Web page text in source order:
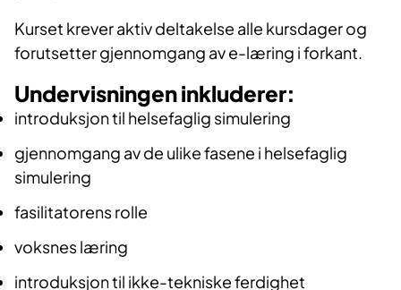
Kurset krever aktiv deltakelse alle kursdager og
forutsetter gjennomgang av e-læring i forkant.
Undervisningen inkluderer:
introduksjon til helsefaglig simulering
gjennomgang av de ulike fasene i helsefaglig
simulering
fasilitatorens rolle
voksnes læring
introduksjon til ikke-tekniske ferdighet